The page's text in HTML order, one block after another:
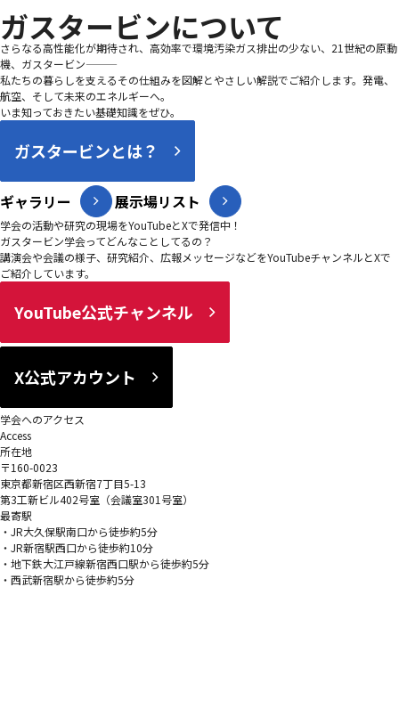
ガスタービンについて
さらなる高性能化が期待され、高効率で環境汚染ガス排出の少ない、21世紀の原動
機、ガスタービン―――
私たちの暮らしを支えるその仕組みを図解とやさしい解説でご紹介します。発電、
航空、そして未来のエネルギーへ。
いま知っておきたい基礎知識をぜひ。
ガスタービンとは？
ギャラリー 展示場リスト
学会の活動や研究の現場をYouTubeとXで発信中！
ガスタービン学会ってどんなことしてるの？
講演会や会議の様子、研究紹介、広報メッセージなどをYouTubeチャンネルとXで
ご紹介しています。
YouTube公式チャンネル
X公式アカウント
学会へのアクセス
Access
所在地
〒160-0023
東京都新宿区西新宿7丁目5-13
第3工新ビル402号室（会議室301号室）
最寄駅
・JR大久保駅南口から徒歩約5分
・JR新宿駅西口から徒歩約10分
・地下鉄大江戸線新宿西口駅から徒歩約5分
・西武新宿駅から徒歩約5分